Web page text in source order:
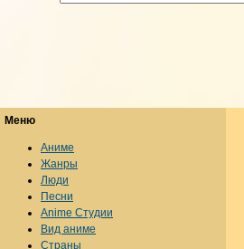
Меню
Аниме
Жанры
Люди
Песни
Anime Студии
Вид аниме
Страны